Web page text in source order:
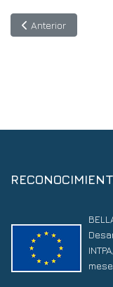
Artículo anterior: 11
Anterior